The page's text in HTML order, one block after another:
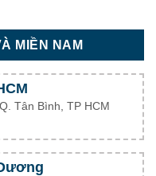
MIỀN NAM
Tân Bình, TP HCM